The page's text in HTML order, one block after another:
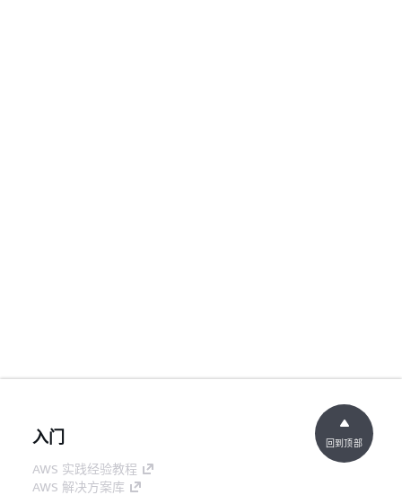
入门
AWS 实践经验教程
AWS 解决方案库
回到顶部